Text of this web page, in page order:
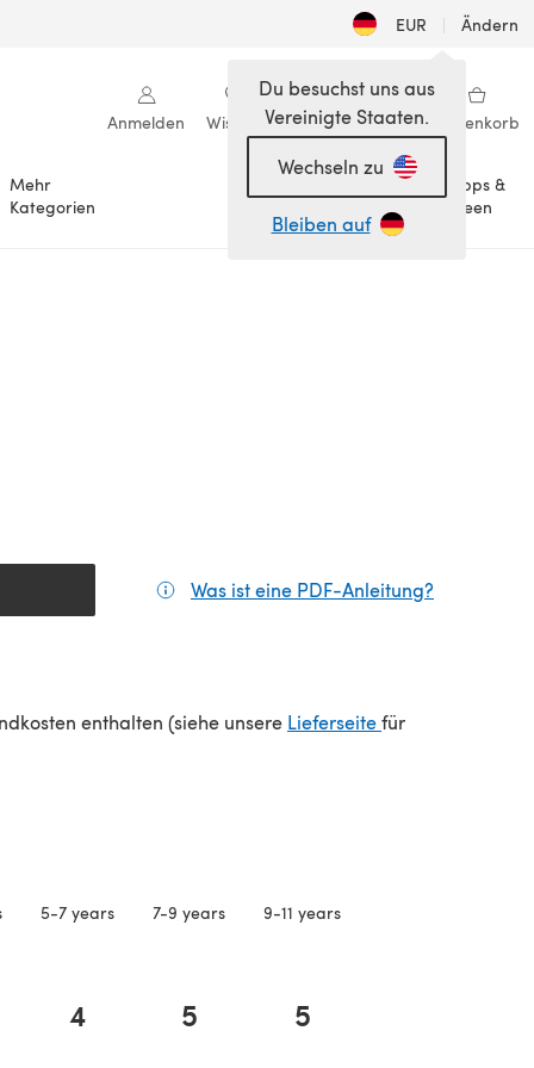
EUR | Ändern
Anmelden Wishlist Meine Bibliothek Warenkorb
Mehr
Kategorien
Anlässe
Tipps &
Ideen
Du besuchst uns aus
Vereinigte Staaten.
Wechseln zu
Bleiben auf
Was ist eine PDF-Anleitung?
enthalten (siehe unsere Lieferseite(öffnet sich in
für
5-7 years 7-9 years 9-11 years
4 5 5